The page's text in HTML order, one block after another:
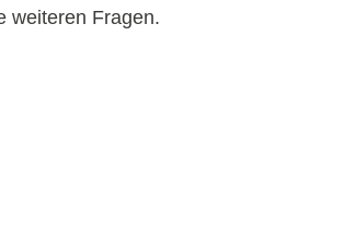
weiteren Fragen.